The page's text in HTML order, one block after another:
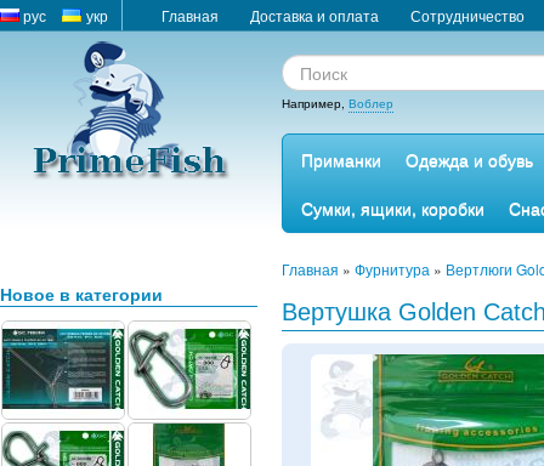
рус укр Главная Доставка и оплата Сотрудничество
Например, Воблер
Приманки
Одежда и обувь
Сумки, ящики, коробки
Новое в категории
Главная » Фурнитура » Вертлюги
Вертушка Golden